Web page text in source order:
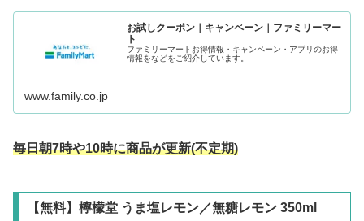
お試しクーポン｜キャンペーン｜ファミリーマー
ト
ファミリーマートお得情報・キャンペーン・アプリのお得
情報をなどをご紹介しています。
www.family.co.jp
毎日朝7時や10時に商品が更新(不定期)
【無料】檸檬堂 うま塩レモン／無糖レモン 350ml